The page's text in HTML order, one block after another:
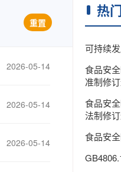
重置
2026-05-14
2026-05-14
2026-05-14
热
可持续
食品安
准制修
食品安
法制修
食品安